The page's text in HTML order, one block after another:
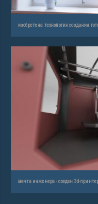
изобретена технология создания
мечта инженера - создан 3d-